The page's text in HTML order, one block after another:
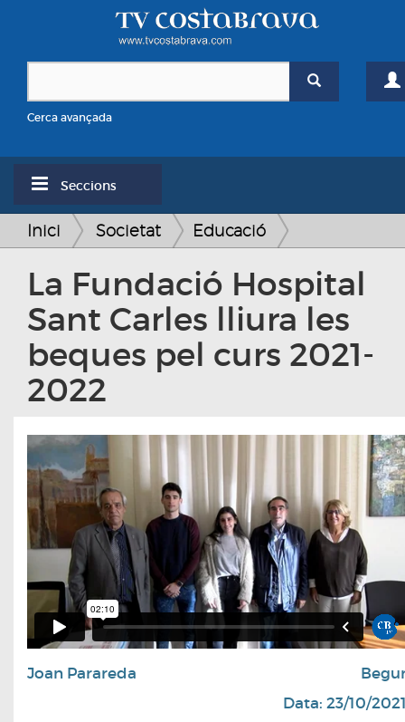
Cerca avançada
Seccions
Inici Societat Educació
La Fundació Hospital
Sant Carles lliura les
beques pel curs 2021-
2022
Joan Parareda
Data: 23/10/